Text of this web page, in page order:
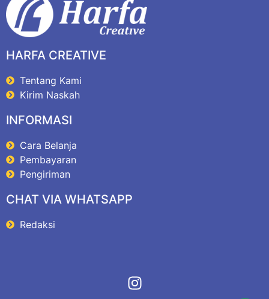
HARFA CREATIVE
Tentang Kami
Kirim Naskah
INFORMASI
Cara Belanja
Pembayaran
Pengiriman
CHAT VIA WHATSAPP
Redaksi